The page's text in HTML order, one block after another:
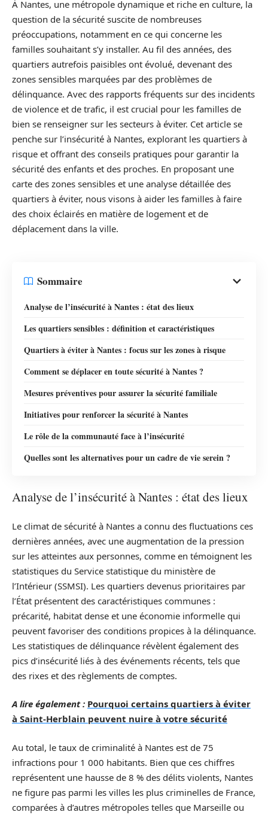
À Nantes, une métropole dynamique et riche en culture, la
question de la sécurité suscite de nombreuses
préoccupations, notamment en ce qui concerne les
familles souhaitant s’y installer. Au fil des années, des
quartiers autrefois paisibles ont évolué, devenant des
zones sensibles marquées par des problèmes de
délinquance. Avec des rapports fréquents sur des incidents
de violence et de trafic, il est crucial pour les familles de
bien se renseigner sur les secteurs à éviter. Cet article se
penche sur l’insécurité à Nantes, explorant les quartiers à
risque et offrant des conseils pratiques pour garantir la
sécurité des enfants et des proches. En proposant une
carte des zones sensibles et une analyse détaillée des
quartiers à éviter, nous visons à aider les familles à faire
des choix éclairés en matière de logement et de
déplacement dans la ville.
Sommaire
Analyse de l’insécurité à Nantes : état des lieux
Les quartiers sensibles : définition et caractéristiques
Quartiers à éviter à Nantes : focus sur les zones à risque
Comment se déplacer en toute sécurité à Nantes ?
Mesures préventives pour assurer la sécurité familiale
Initiatives pour renforcer la sécurité à Nantes
Le rôle de la communauté face à l’insécurité
Quelles sont les alternatives pour un cadre de vie serein ?
Analyse de l’insécurité à Nantes : état des lieux
Le climat de sécurité à Nantes a connu des fluctuations ces
dernières années, avec une augmentation de la pression
sur les atteintes aux personnes, comme en témoignent les
statistiques du Service statistique du ministère de
l’Intérieur (SSMSI). Les quartiers devenus prioritaires par
l’État présentent des caractéristiques communes :
précarité, habitat dense et une économie informelle qui
peuvent favoriser des conditions propices à la délinquance.
Les statistiques de délinquance révèlent également des
pics d’insécurité liés à des événements récents, tels que
des rixes et des règlements de comptes.
A lire également : Pourquoi certains quartiers à éviter
à Saint-Herblain peuvent nuire à votre sécurité
Au total, le taux de criminalité à Nantes est de 75
infractions pour 1 000 habitants. Bien que ces chiffres
représentent une hausse de 8 % des délits violents, Nantes
ne figure pas parmi les villes les plus criminelles de France,
comparées à d’autres métropoles telles que Marseille ou